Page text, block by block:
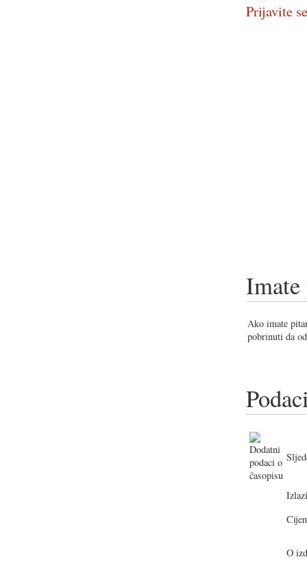
Prijavite
Imate
Ako imate
pobrinuti da
O